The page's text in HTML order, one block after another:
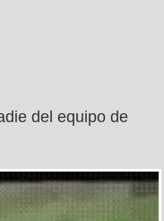
del equipo de